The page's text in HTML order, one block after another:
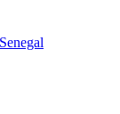
Senegal